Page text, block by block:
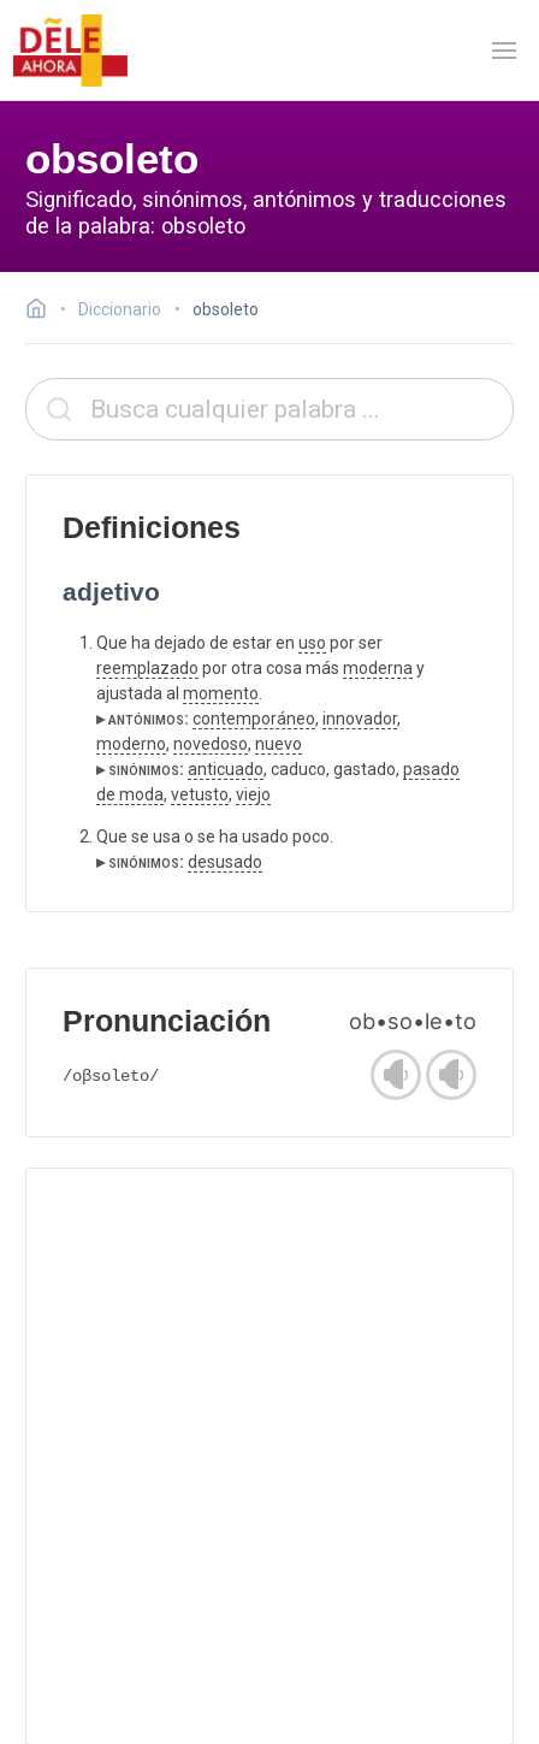
obsoleto
Significado, sinónimos, antónimos y traducciones
de la palabra: obsoleto
Diccionario obsoleto
Definiciones
adjetivo
Que ha dejado de estar en uso por ser
reemplazado por otra cosa más moderna y
ajustada al momento
▸ antónimos: contemporáneo, innovador,
moderno, novedoso, nuevo
▸ sinónimos: anticuado, caduco, gastado, pasado
de moda, vetusto, viejo
Que se usa o se ha usado poco.
▸ sinónimos: desusado
Pronunciación ob•so•le•to
/oβsoleto/